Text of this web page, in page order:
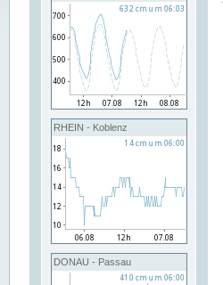
RHEIN - Koblenz
DONAU - Passau